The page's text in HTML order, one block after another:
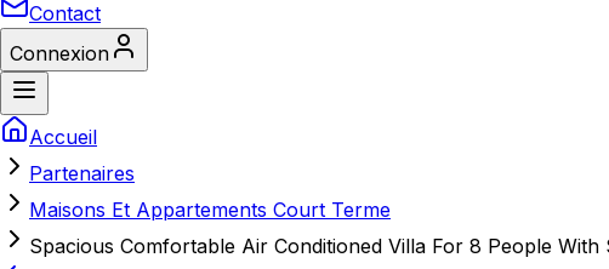
Contact
Connexion
Accueil
Partenaires
Maisons Et Appartements Court Terme
Spacious Comfortable Air Conditioned Villa For 8 People With